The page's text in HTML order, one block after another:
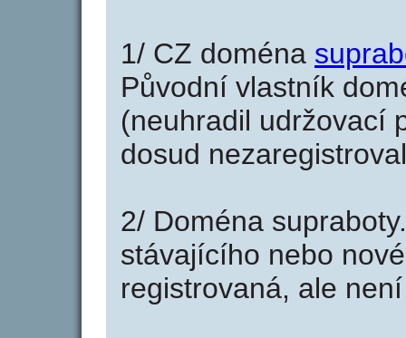
1/ CZ doména
Původní vlastník
(neuhradil udržovací
dosud
2/ Doména
stávajícího nebo
registrovaná, ale